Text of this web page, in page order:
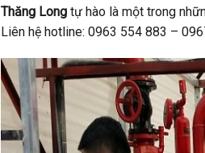
Thăng Long tự hào là một trong
Liên hệ hotline: 0963 554 883 –